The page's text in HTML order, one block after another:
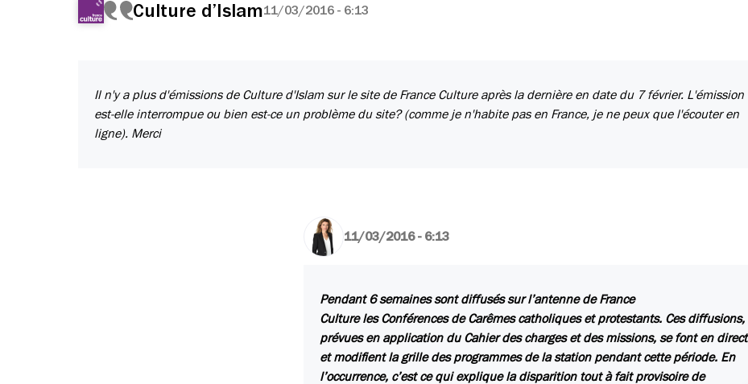
Culture d’Islam11/03/2016 - 6:13
Il n'y a plus d'émissions de Culture d'Islam sur le site de France Culture après la dernière en date du 7 février. L'émission
est-elle interrompue ou bien est-ce un problème du site? (comme je n'habite pas en France, je ne peux que l'écouter en
ligne). Merci
11/03/2016 - 6:13
Pendant 6 semaines sont diffusés sur l’antenne de France
Culture les Conférences de Carêmes catholiques et protestants. Ces diffusions,
prévues en application du Cahier des charges et des missions, se font en direct
et modifient la grille des programmes de la station pendant cette période. En
l’occurrence, c’est ce qui explique la disparition tout à fait provisoire de